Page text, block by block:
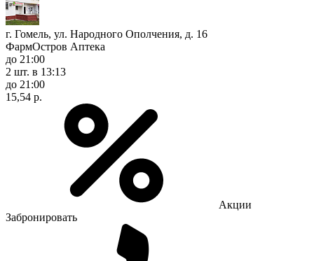
г. Гомель, ул. Народного Ополчения, д. 16
ФармОстров Аптека
до 21:00
2 шт. в 13:13
до 21:00
15,54 р.
Акции
Забронировать